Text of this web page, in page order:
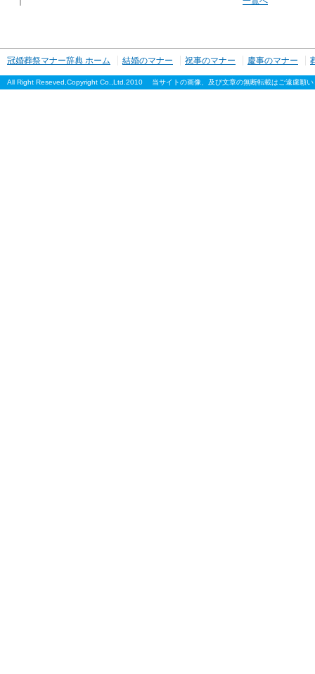
冠婚葬祭マナー辞典 ホーム 結婚のマナー 祝事のマナー 慶事のマナー
All Right Reseved,Copyright Co.,Ltd.2010 当サイトの画像、及び文章の無断転載はご遠慮願い